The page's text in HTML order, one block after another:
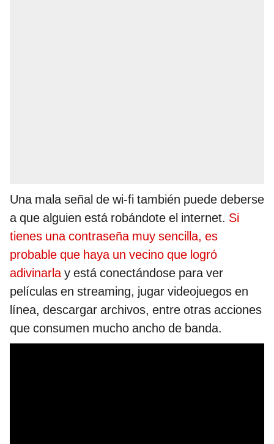
Una mala señal de wi-fi también puede deberse
a que alguien está robándote el internet. Si
tienes una contraseña muy sencilla, es
probable que haya un vecino que logró
adivinarlay está conectándose para ver
películas en streaming, jugar videojuegos en
línea, descargar archivos, entre otras acciones
que consumen mucho ancho de banda.